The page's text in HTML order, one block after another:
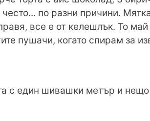
по разни причини.
все е от келешлък. То май
пушачи, когато спирам за
с един шивашки метър и